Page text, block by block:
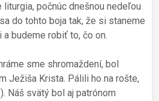
počnúc dnešnou nedeľou
do tohto boja tak, že si staneme
budeme robiť to, čo on.
sme shromaždení, bol
Ježiša Krista. Pálili ho na rošte,
Náš svätý bol aj patrónom